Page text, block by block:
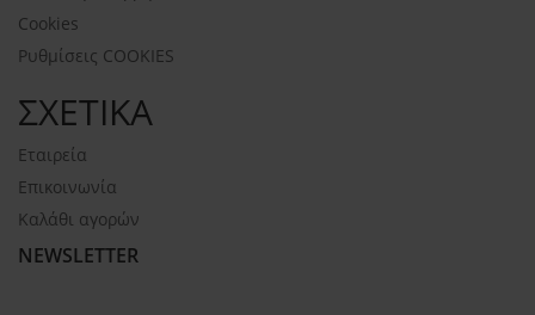
Cookies
Ρυθμίσεις COOKIES
ΣΧΕΤΙΚΑ
Εταιρεία
Επικοινωνία
Καλάθι αγορών
NEWSLETTER